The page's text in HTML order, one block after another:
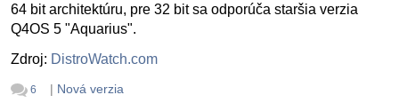
64 bit architektúru, pre 32 bit sa odporúča staršia verzia
Q4OS 5 "Aquarius".
Zdroj: DistroWatch.com
6 | Nová verzia